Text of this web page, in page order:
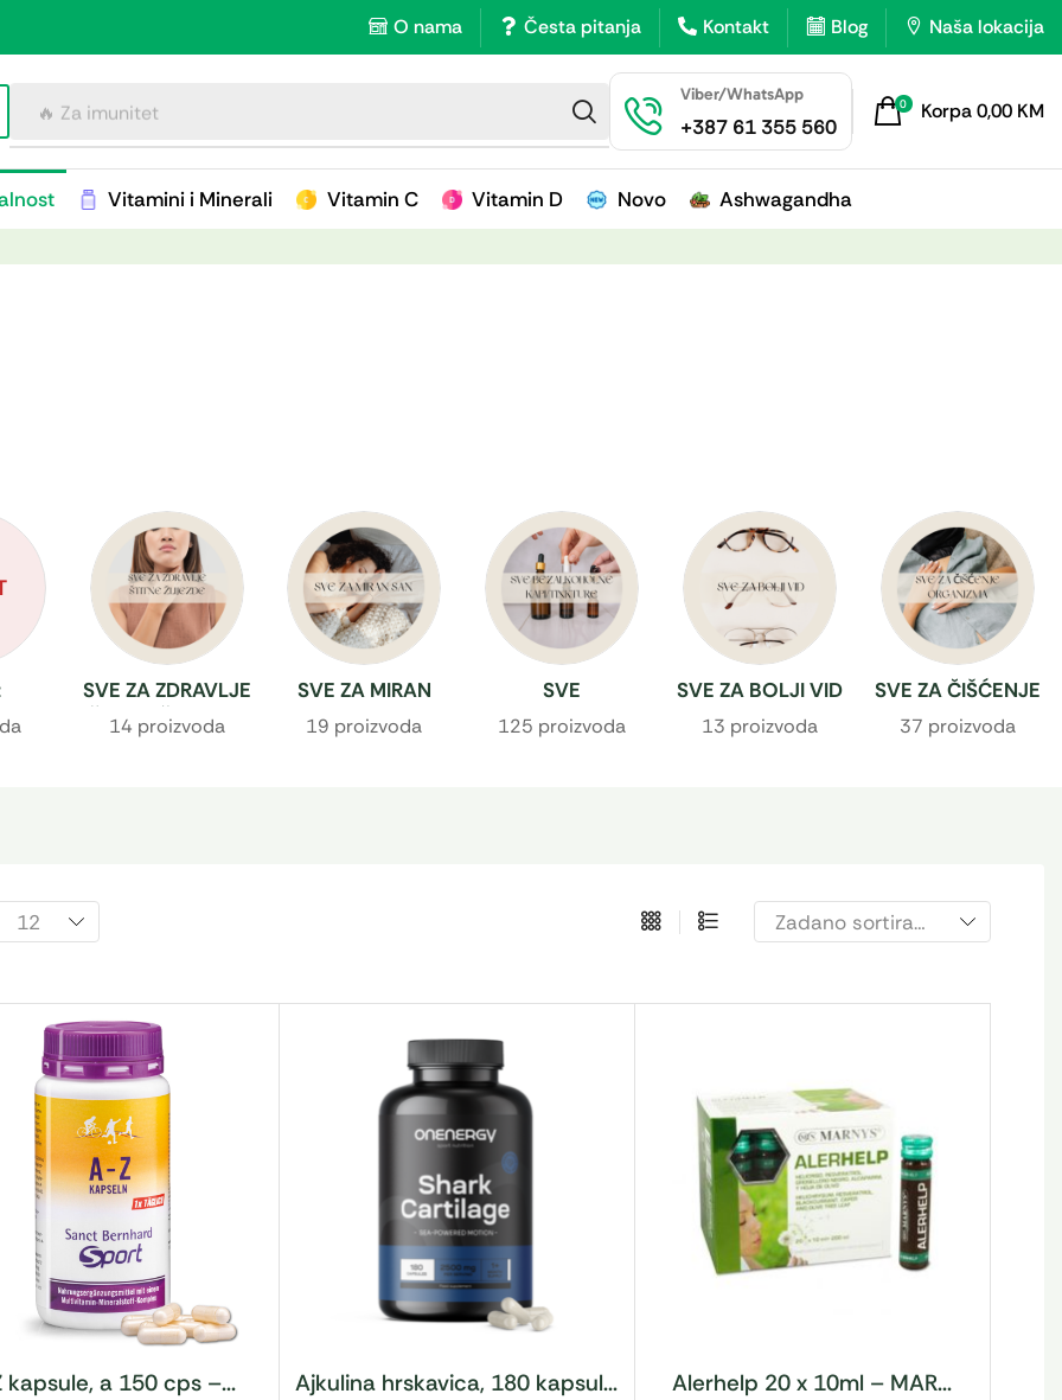
O nama Česta pitanja Kontakt Blog Naša lokacija
🔥 Za imunitet
Viber/WhatsApp
+387 61 355 560
0 Korpa0,00 KM
Vitamini i Minerali Vitamin C Vitamin D Novo Ashwagandha
SVE ZA ZDRAVLJE
ŠTITNE ŽLIJEZDE
14 proizvoda
SVE ZA MIRAN
SAN
19 proizvoda
SVE
BEZALKOHOLNE
KAPI/TINKTURE
125 proizvoda
SVE ZA BOLJI VID
13 proizvoda
SVE ZA ČIŠĆENJE
ORGANIZMA
37 proizvoda
kapsule, a 150 cps –... Ajkulina hrskavica, 180 kapsul... Alerhelp 20 x 10ml – MAR...